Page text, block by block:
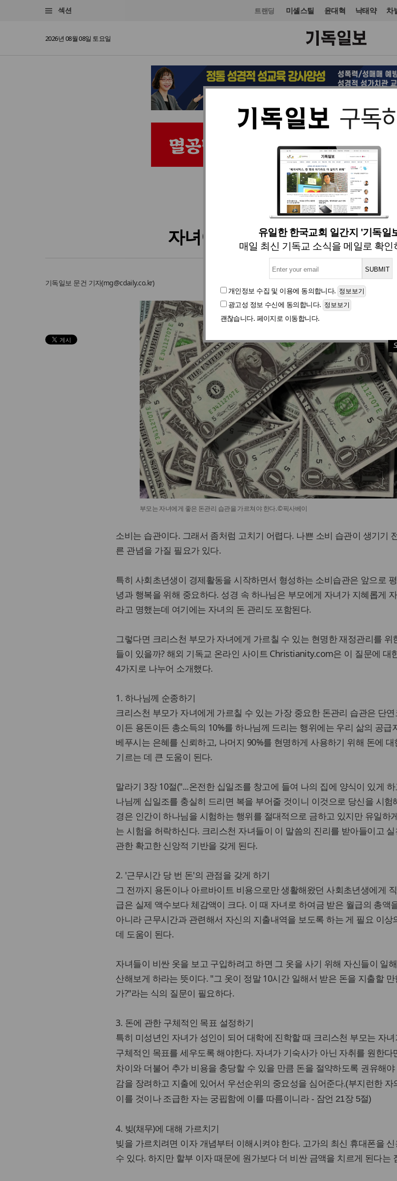
섹션 트랜딩 미셸스틸 윤대혁 낙태약 차
2026년 08월 08일 토요일
유일한 한국교회 일간지 '기독일
매일 최신 기독교 소식을 메일로 확인
개인정보 수집 및 이용에 동의합니다.
광고성 정보 수신에 동의합니다.
괜찮습니다. 페이지로 이동합니다.
교회일반 입력 2021. 08. 05 20:32
자녀에게 가르쳐야 하는 성경
기독일보 문건 기자(mg@cdaily.co.kr)
부모는 자녀에게 좋은 돈관리 습관을 가르쳐야 한다. ©픽사베이
소비는 습관이다. 그래서 좀처럼 고치기 어렵다. 나쁜 소비 습관이 생기기
른 관념을 가질 필요가 있다.
특히 사회초년생이 경제활동을 시작하면서 형성하는 소비습관은 앞으로
녕과 행복을 위해 중요하다. 성경 속 하나님은 부모에게 자녀가 지혜롭게
라고 명했는데 여기에는 자녀의 돈 관리도 포함된다.
그렇다면 크리스천 부모가 자녀에게 가르칠 수 있는 현명한 재정관리를 위
들이 있을까? 해외 기독교 온라인 사이트 Christianity.com은 이 질문에 대
4가지로 나누어 소개했다.
1. 하나님께 순종하기
크리스천 부모가 자녀에게 가르칠 수 있는 가장 중요한 돈관리 습관은 단
이든 용돈이든 총소득의 10%를 하나님께 드리는 행위에는 우리 삶의 공급
베푸시는 은혜를 신뢰하고, 나머지 90%를 현명하게 사용하기 위해 돈에
기르는 데 큰 도움이 된다.
말라기 3장 10절("...온전한 십일조를 창고에 들여 나의 집에 양식이 있게
나님께 십일조를 충실히 드리면 복을 부어줄 것이니 이것으로 당신을 시험
경은 인간이 하나님을 시험하는 행위를 절대적으로 금하고 있지만 유일하
는 시험을 허락하신다. 크리스천 자녀들이 이 말씀의 진리를 받아들이고
관한 확고한 신앙적 기반을 갖게 된다.
2. '근무시간 당 번 돈'의 관점을 갖게 하기
그 전까지 용돈이나 아르바이트 비용으로만 생활해왔던 사회초년생에게
급은 실제 액수보다 체감액이 크다. 이 때 자녀로 하여금 받은 월급의 총액
아니라 근무시간과 관련해서 자신의 지출내역을 보도록 하는 게 필요 이상
데 도움이 된다.
자녀들이 비싼 옷을 보고 구입하려고 하면 그 옷을 사기 위해 자신들이 일
산해보게 하라는 뜻이다. "그 옷이 정말 10시간 일해서 받은 돈을 지출할
가?"라는 식의 질문이 필요하다.
3. 돈에 관한 구체적인 목표 설정하기
특히 미성년인 자녀가 성인이 되어 대학에 진학할 때 크리스천 부모는 자
구체적인 목표를 세우도록 해야한다. 자녀가 기숙사가 아닌 자취를 원한다
차이와 더불어 추가 비용을 충당할 수 있을 만큼 돈을 절약하도록 권유해야
감을 장려하고 지출에 있어서 우선순위의 중요성을 심어준다.(부지런한 자
이를 것이나 조급한 자는 궁핍함에 이를 따름이니라 - 잠언 21장 5절)
4. 빚(채무)에 대해 가르치기
빚을 가르치려면 이자 개념부터 이해시켜야 한다. 고가의 최신 휴대폰을
수 있다. 하지만 할부 이자 때문에 원가보다 더 비싼 금액을 치르게 된다는